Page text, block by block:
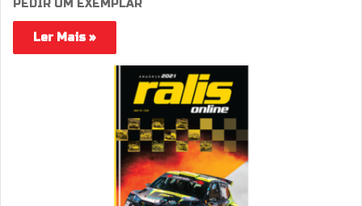
PEDIR UM EXEMPLAR
Ler Mais »